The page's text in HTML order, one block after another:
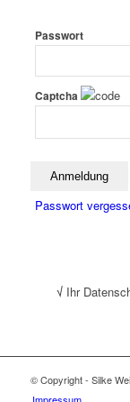
Passwort
Captcha
Passwort
√ Ihr
© Copyright - Silke